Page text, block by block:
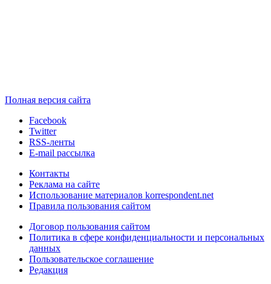
Полная версия сайта
Facebook
Twitter
RSS-ленты
E-mail рассылка
Контакты
Реклама на сайте
Использование материалов korrespondent.net
Правила пользования сайтом
Договор пользования сайтом
Политика в сфере конфиденциальности и персональных
данных
Пользовательское соглашение
Редакция